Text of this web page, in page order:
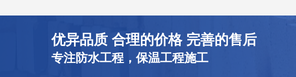
优异品质 合理的价格 完善的售后
专注防水工程，保温工程施工